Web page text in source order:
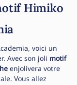
Himiko
voici un
Avec son joli motif
enjolivera votre
Vous allez